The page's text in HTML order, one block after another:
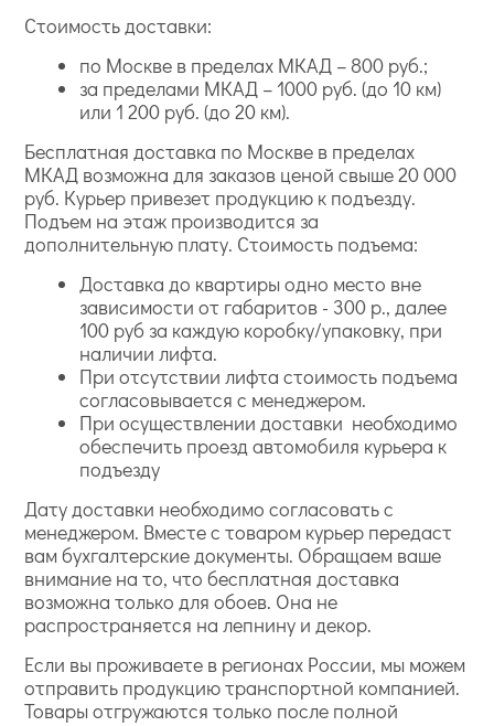
Стоимость доставки:
по Москве в пределах МКАД – 800 руб.;
за пределами МКАД – 1000 руб. (до 10 км)
или 1 200 руб. (до 20 км).
Бесплатная доставка по Москве в пределах
МКАД возможна для заказов ценой свыше 20 000
руб. Курьер привезет продукцию к подъезду.
Подъем на этаж производится за
дополнительную плату. Стоимость подъема:
Доставка до квартиры одно место вне
зависимости от габаритов - 300 р., далее
100 руб за каждую коробку/упаковку, при
наличии лифта.
При отсутствии лифта стоимость подъема
согласовывается с менеджером.
При осуществлении доставки необходимо
обеспечить проезд автомобиля курьера к
подъезду
Дату доставки необходимо согласовать с
менеджером. Вместе с товаром курьер передаст
вам бухгалтерские документы. Обращаем ваше
внимание на то, что бесплатная доставка
возможна только для обоев. Она не
распространяется на лепнину и декор.
Если вы проживаете в регионах России, мы можем
отправить продукцию транспортной компанией.
Товары отгружаются только после полной